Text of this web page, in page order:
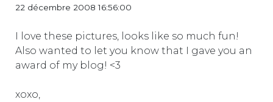
22 décembre 2008 16:56:00
I love these pictures, looks like so much fun!
Also wanted to let you know that I gave you an
award of my blog! <3
xoxo,